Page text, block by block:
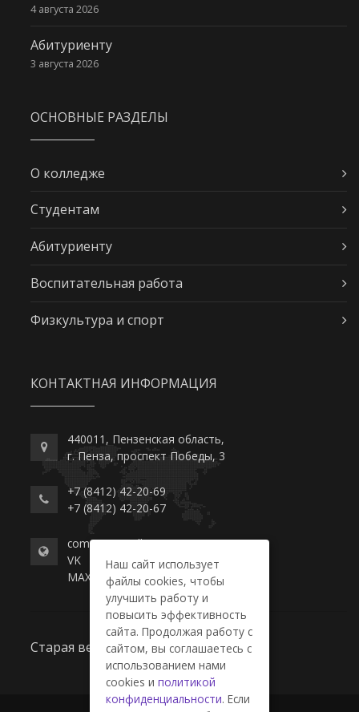
4 августа 2026
Абитуриенту
3 августа 2026
ОСНОВНЫЕ РАЗДЕЛЫ
О колледже
Студентам
Абитуриенту
Воспитательная работа
Физкультура и спорт
КОНТАКТНАЯ ИНФОРМАЦИЯ
440011, Пензенская область,
г. Пенза, проспект Победы, 3
+7 (8412) 42-20-69
+7 (8412) 42-20-67
commerce-college.ru
VK
MAX
Старая версия сайта
Наш сайт использует
файлы cookies, чтобы
улучшить работу и
повысить эффективность
сайта. Продолжая работу с
сайтом, вы соглашаетесь с
использованием нами
cookies и политикой
конфиденциальности. Если